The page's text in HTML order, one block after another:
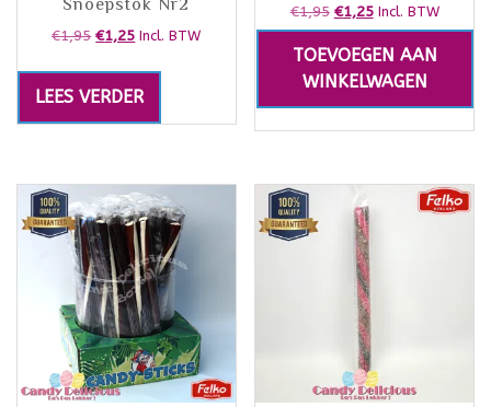
Snoepstok Nr2
€1,95 €1,25 Incl. BTW
LEES VERDER
€1,95 €1,25 Incl. BTW
TOEVOEGEN AAN
WINKELWAGEN